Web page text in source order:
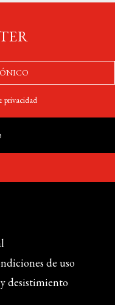
privacidad
de uso
desistimiento